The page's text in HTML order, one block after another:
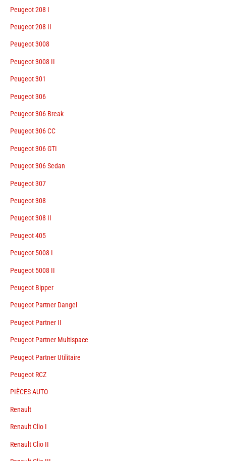
Peugeot 208 I
Peugeot 208 II
Peugeot 3008
Peugeot 3008 II
Peugeot 301
Peugeot 306
Peugeot 306 Break
Peugeot 306 CC
Peugeot 306 GTI
Peugeot 306 Sedan
Peugeot 307
Peugeot 308
Peugeot 308 II
Peugeot 405
Peugeot 5008 I
Peugeot 5008 II
Peugeot Bipper
Peugeot Partner Dangel
Peugeot Partner II
Peugeot Partner Multispace
Peugeot Partner Utilitaire
Peugeot RCZ
PIÈCES AUTO
Renault
Renault Clio I
Renault Clio II